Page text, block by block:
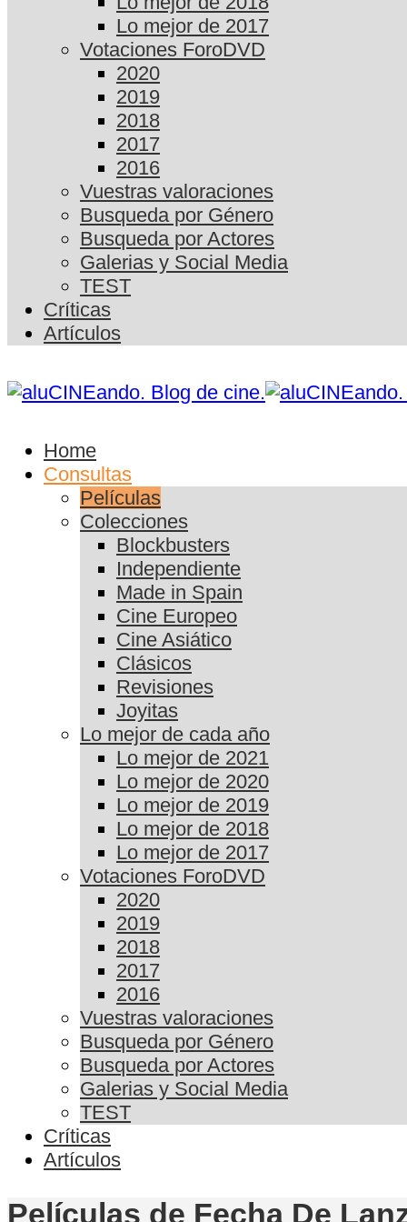
Lo mejor de 2017
Votaciones ForoDVD
2020
2019
2018
2017
2016
Vuestras valoraciones
Busqueda por Género
Busqueda por Actores
Galerias y Social Media
TEST
Críticas
Artículos
Home
Consultas
Películas
Colecciones
Blockbusters
Independiente
Made in Spain
Cine Europeo
Cine Asiático
Clásicos
Revisiones
Joyitas
Lo mejor de cada año
Lo mejor de 2021
Lo mejor de 2020
Lo mejor de 2019
Lo mejor de 2018
Lo mejor de 2017
Votaciones ForoDVD
2020
2019
2018
2017
2016
Vuestras valoraciones
Busqueda por Género
Busqueda por Actores
Galerias y Social Media
TEST
Críticas
Artículos
Películas de Fecha De